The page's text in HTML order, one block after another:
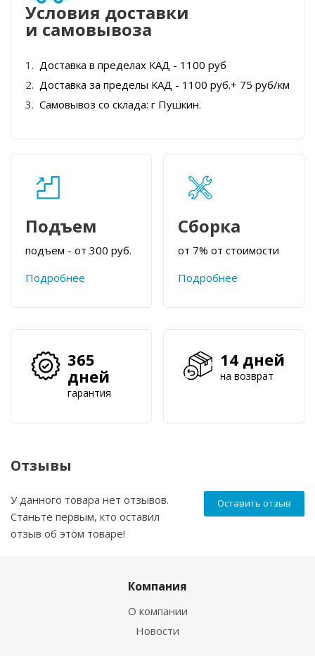
Условия доставки
и самовывоза
Доставка в пределах КАД - 1100 руб
Доставка за пределы КАД - 1100 руб.+ 75 руб/км
Самовывоз со склада: г Пушкин.
Подъем
подъем - от 300 руб.
Подробнее
Сборка
от 7% от стоимости
Подробнее
365
дней
гарантия
14 дней
на возврат
Отзывы
Оставить отзыв
У данного товара нет отзывов.
Станьте первым, кто оставил
отзыв об этом товаре!
Компания
О компании
Новости